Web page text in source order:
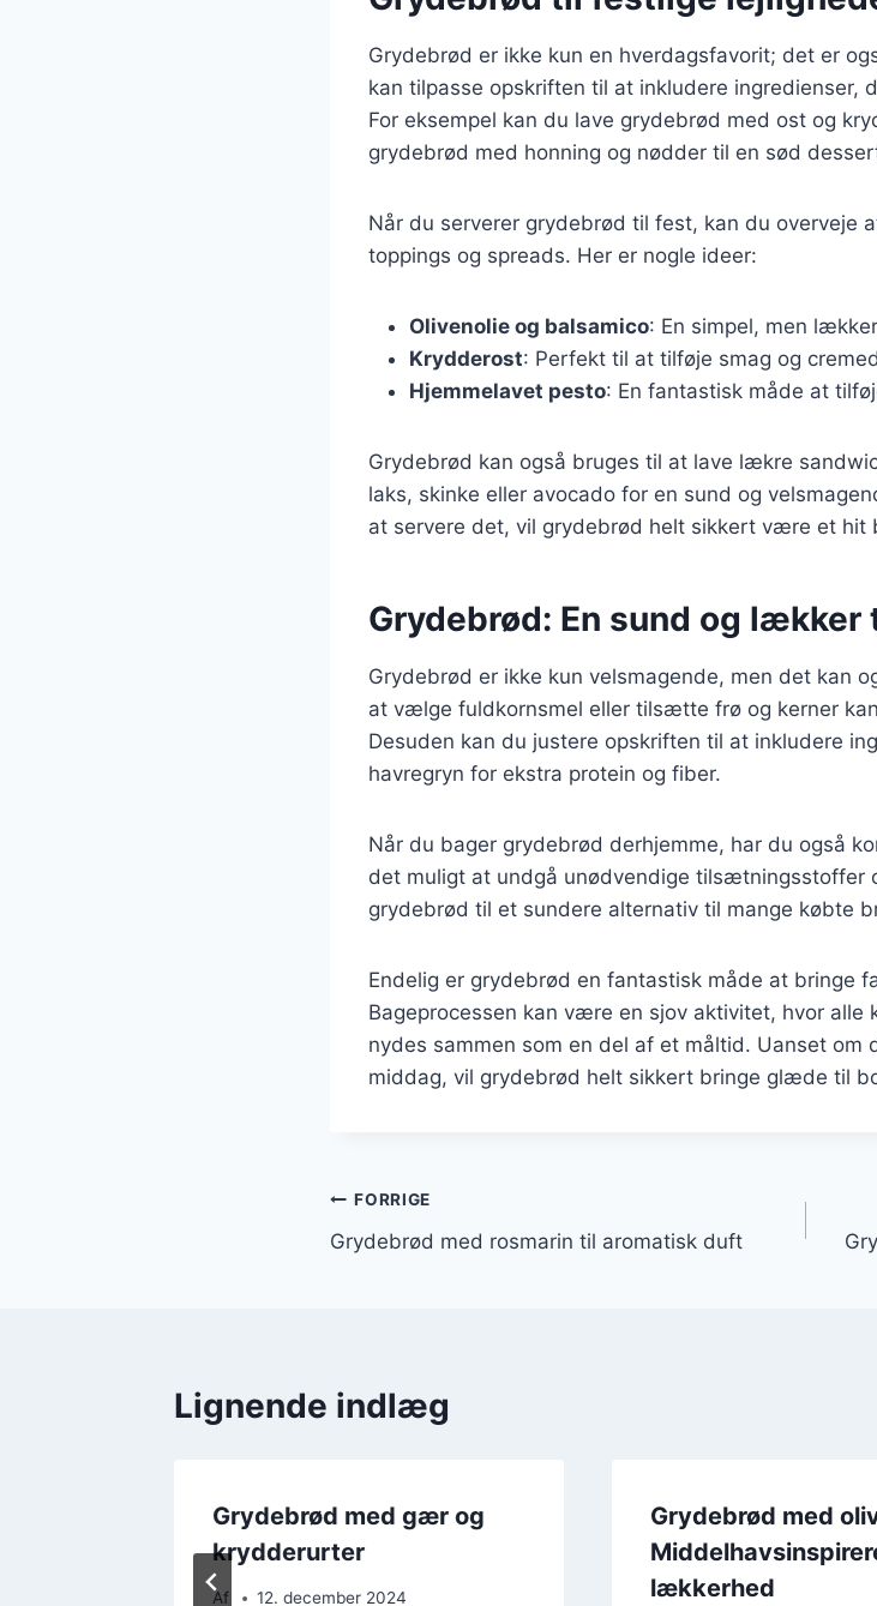
Grydebrød er ikke kun en hverdagsfavorit; det er
kan tilpasse opskriften til at inkludere ingredienser,
For eksempel kan du lave grydebrød med ost og
grydebrød med honning og nødder til en sød
Når du serverer grydebrød til fest, kan du overveje
toppings og spreads. Her er nogle ideer:
Olivenolie og balsamico: En simpel, men
Krydderost: Perfekt til at tilføje smag og
Hjemmelavet pesto: En fantastisk måde at
Grydebrød kan også bruges til at lave lækre
laks, skinke eller avocado for en sund og
at servere det, vil grydebrød helt sikkert være et
Grydebrød: En sund og
Grydebrød er ikke kun velsmagende, men det kan
at vælge fuldkornsmel eller tilsætte frø og kerner
Desuden kan du justere opskriften til at inkludere
havregryn for ekstra protein og fiber.
Når du bager grydebrød derhjemme, har du også
det muligt at undgå unødvendige tilsætningsstoffer
grydebrød til et sundere alternativ til mange købte
Endelig er grydebrød en fantastisk måde at bringe
Bageprocessen kan være en sjov aktivitet, hvor
nydes sammen som en del af et måltid. Uanset om
middag, vil grydebrød helt sikkert bringe glæde til
Indlægsnavigation
FORRIGE
Grydebrød med rosmarin til aromatisk duft
Lignende indlæg
Grydebrød med gær og
krydderurter
Af 12. december 2024
Grydebrød med
lækkerhed